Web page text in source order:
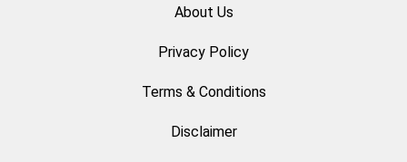
About Us
Privacy Policy
Terms & Conditions
Disclaimer